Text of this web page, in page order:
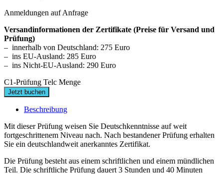
Anmeldungen auf Anfrage
Versandinformationen der Zertifikate (Preise für Versand und
Prüfung)
– innerhalb von Deutschland: 275 Euro
– ins EU-Ausland: 285 Euro
– ins Nicht-EU-Ausland: 290 Euro
C1-Prüfung Telc Menge
Jetzt buchen
Beschreibung
Mit dieser Prüfung weisen Sie Deutschkenntnisse auf weit
fortgeschrittenem Niveau nach. Nach bestandener Prüfung erhalten
Sie ein deutschlandweit anerkanntes Zertifikat.
Die Prüfung besteht aus einem schriftlichen und einem mündlichen
Teil. Die schriftliche Prüfung dauert 3 Stunden und 40 Minuten